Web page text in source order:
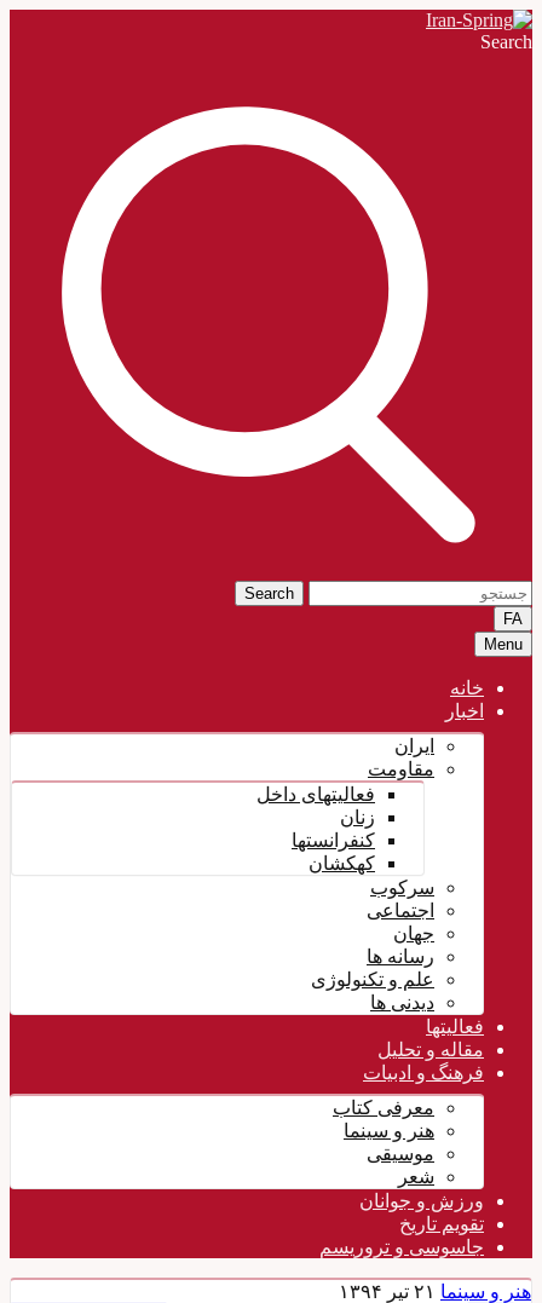
Search
Search
FA
Menu
خانه
اخبار
ایران
مقاومت
فعالیتهای داخل
زنان
کنفرانستها
کهکشان
سرکوب
اجتماعی
جهان
رسانه ها
علم و تکنولوژی
دیدنی ها
فعالیتها
مقاله و تحلیل
فرهنگ و ادبیات
معرفی کتاب
هنر و سینما
موسیقی
شعر
ورزش و جوانان
تقویم تاريخ
جاسوسی و تروریسم
هنر و سینما ۲۱ تیر ۱۳۹۴